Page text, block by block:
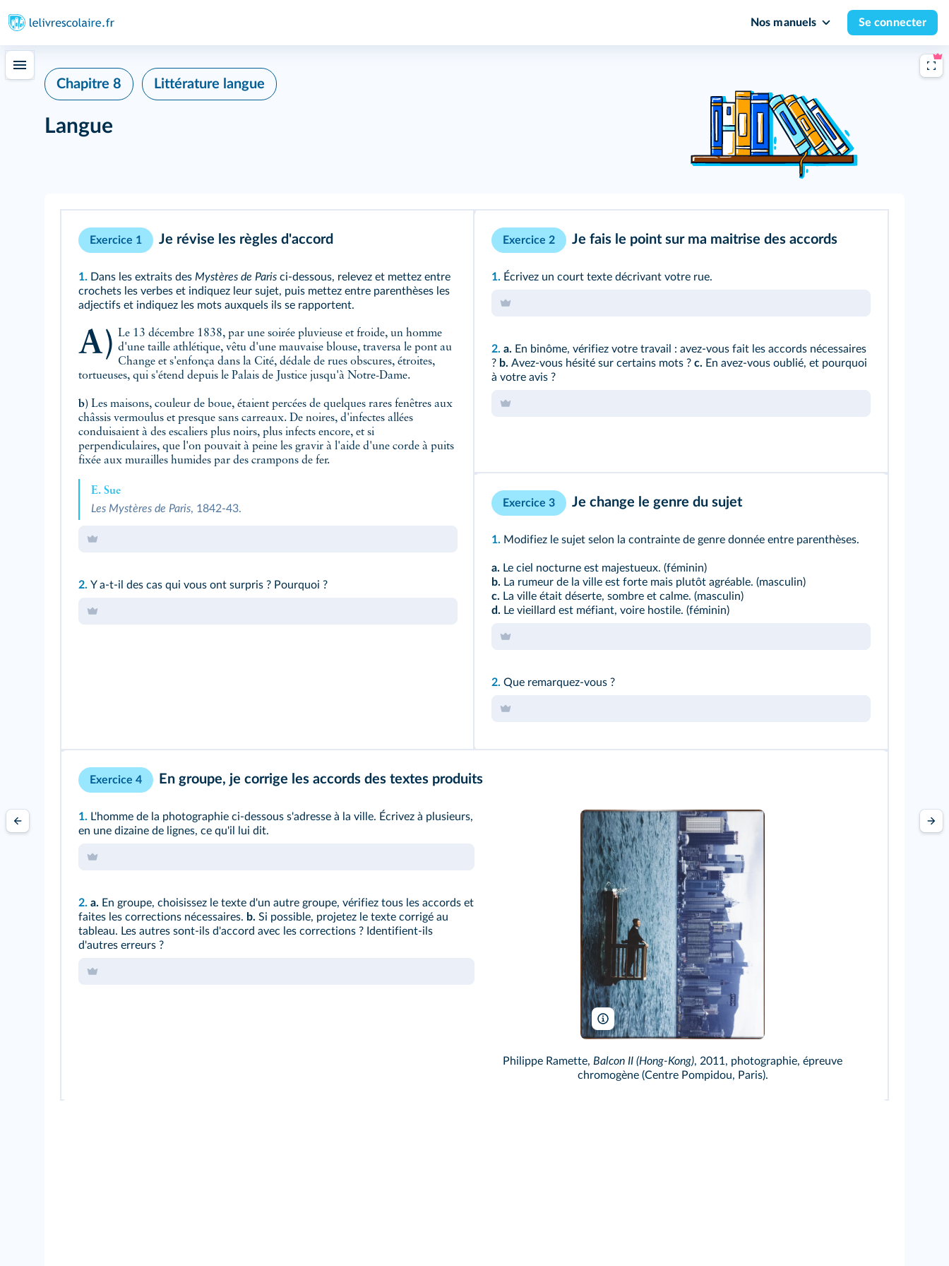
Nos manuels Se connecter
Chapitre 8 Littérature langue
Langue
Exercice 1 Je révise les règles d'accord
1. Dans les extraits des Mystères de Paris ci-dessous, relevez et mettez entre
crochets les verbes et indiquez leur sujet, puis mettez entre parenthèses les
adjectifs et indiquez les mots auxquels ils se rapportent.
a) Le 13 décembre 1838, par une soirée pluvieuse et froide, un homme
d'une taille athlétique, vêtu d'une mauvaise blouse, traversa le pont au
Change et s'enfonça dans la Cité, dédale de rues obscures, étroites,
tortueuses, qui s'étend depuis le Palais de Justice jusqu'à Notre-Dame.
b) Les maisons, couleur de boue, étaient percées de quelques rares fenêtres aux
châssis vermoulus et presque sans carreaux. De noires, d'infectes allées
conduisaient à des escaliers plus noirs, plus infects encore, et si
perpendiculaires, que l'on pouvait à peine les gravir à l'aide d'une corde à puits
fixée aux murailles humides par des crampons de fer.
E. Sue
Les Mystères de Paris, 1842-43.
2. Y a-t-il des cas qui vous ont surpris ? Pourquoi ?
Exercice 2 Je fais le point sur ma maitrise des accords
1. Écrivez un court texte décrivant votre rue.
2. a. En binôme, vérifiez votre travail : avez-vous fait les accords nécessaires
? b. Avez-vous hésité sur certains mots ? c. En avez-vous oublié, et pourquoi
à votre avis ?
Exercice 3 Je change le genre du sujet
1. Modifiez le sujet selon la contrainte de genre donnée entre parenthèses.
a. Le ciel nocturne est majestueux. (féminin)
b. La rumeur de la ville est forte mais plutôt agréable. (masculin)
c. La ville était déserte, sombre et calme. (masculin)
d. Le vieillard est méfiant, voire hostile. (féminin)
2. Que remarquez-vous ?
Exercice 4 En groupe, je corrige les accords des textes produits
1. L'homme de la photographie ci-dessous s'adresse à la ville. Écrivez à plusieurs,
en une dizaine de lignes, ce qu'il lui dit.
2. a. En groupe, choisissez le texte d'un autre groupe, vérifiez tous les accords et
faites les corrections nécessaires. b. Si possible, projetez le texte corrigé au
tableau. Les autres sont-ils d'accord avec les corrections ? Identifient-ils
d'autres erreurs ?
G. Meguerditchian/Centre Pompidou, MNAM-CCI, Dist. RMN-Grand Palais/Adgp - Paris
Philippe Ramette, Balcon II (Hong-Kong), 2011, photographie, épreuve
chromogène (Centre Pompidou, Paris).